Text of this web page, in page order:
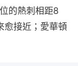
的熱刺相距8
愈接近；愛華頓